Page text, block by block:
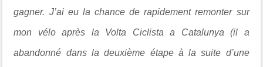
gagner. J’ai eu la chance de rapidement remonter sur
mon vélo après la Volta Ciclista a Catalunya (il a
abandonné dans la deuxième étape à la suite d’une